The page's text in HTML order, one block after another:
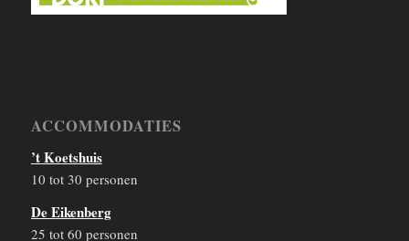
ACCOMMODATIES
’t Koetshuis
10 tot 30 personen
De Eikenberg
25 tot 60 personen